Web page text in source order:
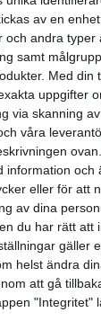
av en
och andra typer
samt
Med din
uppgifter
via skanning
våra
information och
eller för att
av dina
du har rätt att
gäller
helst ändra
att gå
"Integritet"
citat
ett för att
KAN